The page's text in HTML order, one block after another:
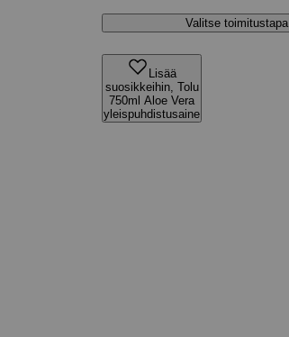
Valitse toimitustapa
Lisää
suosikkeihin, Tolu
750ml Aloe Vera
yleispuhdistusaine